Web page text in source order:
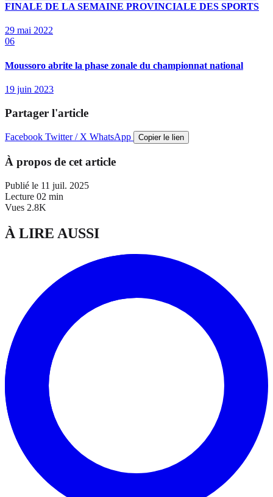
FINALE DE LA SEMAINE PROVINCIALE DES SPORTS
29 mai 2022
06
Moussoro abrite la phase zonale du championnat national
19 juin 2023
Partager l'article
Facebook Twitter / X WhatsApp Copier le lien
À propos de cet article
Publié le 11 juil. 2025
Lecture 02 min
Vues 2.8K
À LIRE AUSSI